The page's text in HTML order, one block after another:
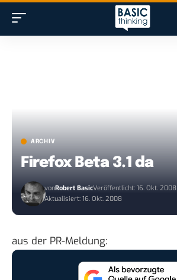
ARCHIV
Firefox Beta 3.1 da
vonRobert BasicVeröffentlicht: 16. Okt. 2008
Aktualisiert: 16. Okt. 2008
aus der PR-Meldung: